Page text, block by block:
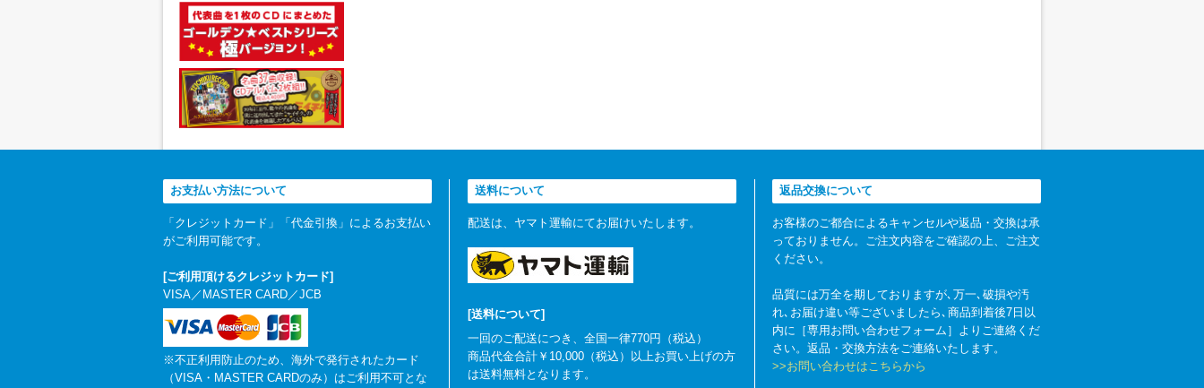
お支払い方法について
「クレジットカード」「代金引換」によるお支払い
がご利用可能です。
[ご利用頂けるクレジットカード]
VISA／MASTER CARD／JCB
※不正利用防止のため、海外で発行されたカード
（VISA・MASTER CARDのみ）はご利用不可とな
送料について
配送は、ヤマト運輸にてお届けいたします。
[送料について]
一回のご配送につき、全国一律770円（税込）
商品代金合計￥10,000（税込）以上お買い上げの方
は送料無料となります。
返品交換について
お客様のご都合によるキャンセルや返品・交換は承
っておりません。ご注文内容をご確認の上、ご注文
ください。
品質には万全を期しておりますが､万一､破損や汚
れ､お届け違い等ございましたら､商品到着後7日以
内に［専用お問い合わせフォーム］よりご連絡くだ
さい。返品・交換方法をご連絡いたします。
>>お問い合わせはこちらから